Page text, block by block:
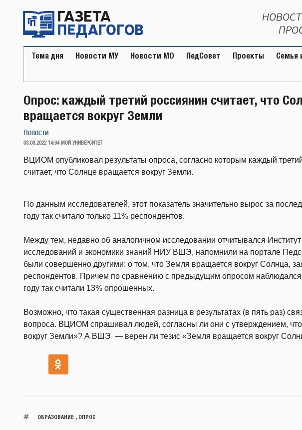
содержимому
Тема дня Новости МУ Новости МО ПедСовет Проекты Семья
Опрос: каждый третий россиянин считает, что
вращается вокруг Земли
Новости
ОПУБЛИКОВАНО
03.08.2022 14:34 МОЙ УНИВЕРСИТЕТ
ВЦИОМ опубликовал результаты опроса, согласно которым каждый
считает, что Солнце вращается вокруг Земли.
По данным исследователей, этот показатель значительно вырос за
году так считало только 11% респондентов.
Между тем, недавно об аналогичном исследовании отчитывался
исследований и экономики знаний НИУ ВШЭ, напомнили на портале
были совершенно другими: о том, что Земля вращается вокруг Солнца,
респондентов. Причем по сравнению с предыдущим опросом наблюдался
году так считали 13% опрошенных.
Возможно, что такая существенная разница в результатах (в пять раз)
вопроса. ВЦИОМ спрашивал людей, согласны ли они с утверждением,
вокруг Земли»? А ВШЭ — верен ли тезис «Земля вращается вокруг
ОБРАЗОВАНИЕ, ОПРОС